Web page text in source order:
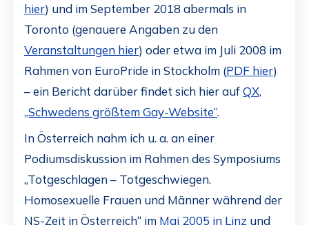
hier) und im September 2018 abermals in
Toronto (genauere Angaben zu den
Veranstaltungen hier) oder etwa im Juli 2008 im
Rahmen von EuroPride in Stockholm (PDF hier)
– ein Bericht darüber findet sich hier aufQX,
„Schwedens größtem Gay-Website“.
In Österreich nahm ich u. a. an einer
Podiumsdiskussion im Rahmen des Symposiums
„Totgeschlagen – Totgeschwiegen.
Homosexuelle Frauen und Männer während der
NS-Zeit in Österreich“ im Mai 2005 in Linz und